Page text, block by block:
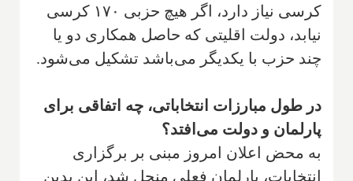
کرسی نیاز دارد، اگر هیچ حزبی ۱۷۰ کرسی
نیابد، دولت اقلیتی که حاصل همکاری دو یا
چند حزب با یکدیگر می‌باشد تشکیل می‌شود.
در طول مبارزات انتخاباتی، چه اتفاقی برای
پارلمان و دولت می‌افتد؟
به محض اعلان امروز مبنی بر برگزاری
انتخابات، پارلمان فعلی منحل شد، این بدین